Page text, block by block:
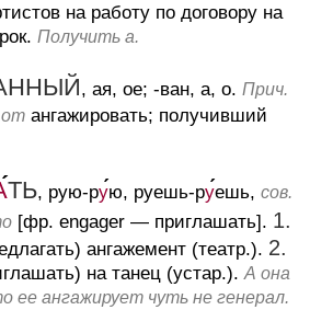
на работу по договору на
Получить а.
, ая, ое; -ван, а, о. Прич.
от ангажировать; получивший
ТЬ, рую-рую, руешь-руешь, сов.
[фр. engager — приглашать]. 1.
ангажемент (театр.). 2.
на танец (устар.). А она
ее ангажирует чуть не генерал.